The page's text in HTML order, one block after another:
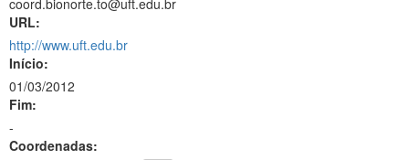
coord.bionorte.to@uft.edu.br
URL:
http://www.uft.edu.br
Início:
01/03/2012
Fim:
-
Coordenadas: